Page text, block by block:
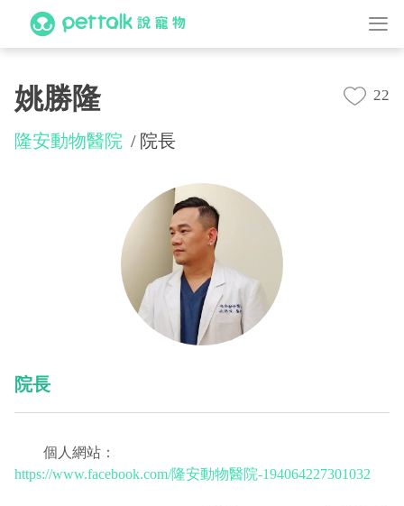
姚勝隆
隆安動物醫院 院長
22
院長
個人網站：
https://www.facebook.com/隆安動物醫院-194064227301032